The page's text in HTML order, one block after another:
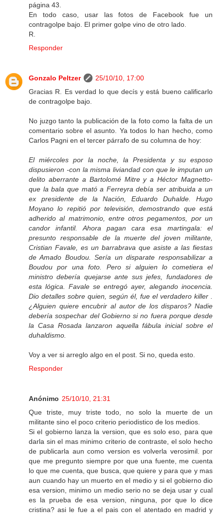
página 43.
En todo caso, usar las fotos de Facebook fue un
contragolpe bajo. El primer golpe vino de otro lado.
R.
Responder
Gonzalo Peltzer
25/10/10, 17:00
Gracias R. Es verdad lo que decís y está bueno calificarlo
de contragolpe bajo.
No juzgo tanto la publicación de la foto como la falta de un
comentario sobre el asunto. Ya todos lo han hecho, como
Carlos Pagni en el tercer párrafo de su columna de hoy:
El miércoles por la noche, la Presidenta y su esposo
dispusieron -con la misma liviandad con que le imputan un
delito aberrante a Bartolomé Mitre y a Héctor Magnetto-
que la bala que mató a Ferreyra debía ser atribuida a un
ex presidente de la Nación, Eduardo Duhalde. Hugo
Moyano lo repitió por televisión, demostrando que está
adherido al matrimonio, entre otros pegamentos, por un
candor infantil. Ahora pagan cara esa martingala: el
presunto responsable de la muerte del joven militante,
Cristian Favale, es un barrabrava que asiste a las fiestas
de Amado Boudou. Sería un disparate responsabilizar a
Boudou por una foto. Pero si alguien lo cometiera el
ministro debería quejarse ante sus jefes, fundadores de
esta lógica. Favale se entregó ayer, alegando inocencia.
Dio detalles sobre quien, según él, fue el verdadero killer .
¿Alguien quiere encubrir al autor de los disparos? Nadie
debería sospechar del Gobierno si no fuera porque desde
la Casa Rosada lanzaron aquella fábula inicial sobre el
duhaldismo.
Voy a ver si arreglo algo en el post. Si no, queda esto.
Responder
Anónimo 25/10/10, 21:31
Que triste, muy triste todo, no solo la muerte de un
militante sino el poco criterio periodistico de los medios.
Si el gobierno lanza la version, que es solo eso, para que
darla sin el mas minimo criterio de contraste, el solo hecho
de publicarla aun como version es volverla verosimil. por
que me pregunto siempre por que una fuente, me cuenta
lo que me cuenta, que busca, que quiere y para que y mas
aun cuando hay un muerto en el medio y si el gobierno dio
esa version, minimo un medio serio no se deja usar y cual
es la prueba de esa version, ninguna, por que lo dice
cristina? asi le fue a el pais con el atentado en madrid y